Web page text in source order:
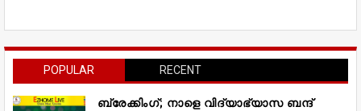
POPULAR RECENT
ബ്രേക്കിംഗ്; നാളെ വിദ്യാഭ്യാസ ബന്ദ്